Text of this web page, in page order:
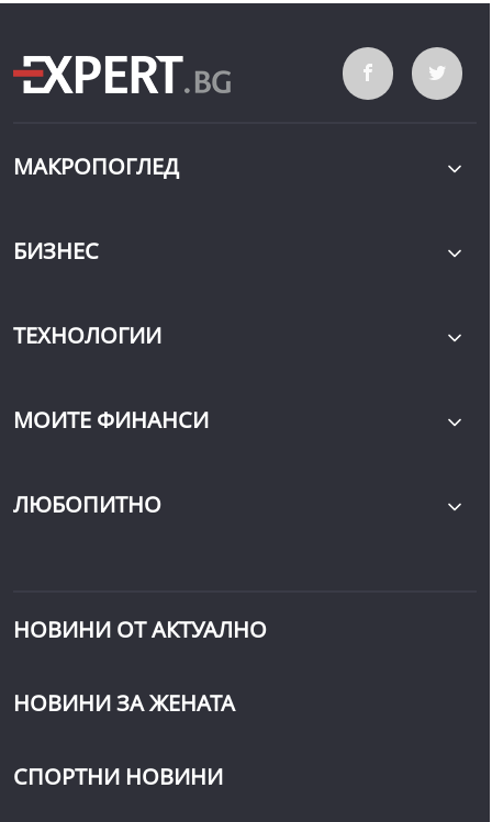
МАКРОПОГЛЕД
БИЗНЕС
ТЕХНОЛОГИИ
МОИТЕ ФИНАНСИ
ЛЮБОПИТНО
НОВИНИ ОТ АКТУАЛНО
НОВИНИ ЗА ЖЕНАТА
СПОРТНИ НОВИНИ